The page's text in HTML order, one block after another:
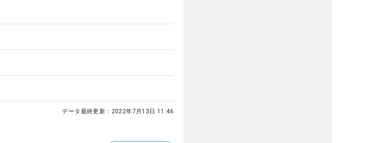
データ最終更新： 2022年7月13日 11:46